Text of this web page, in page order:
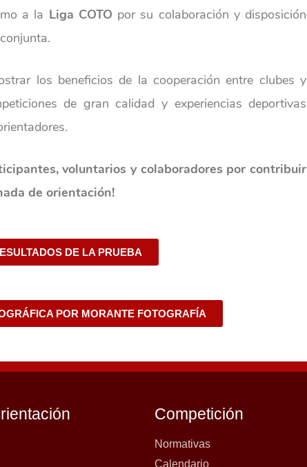
a la Liga COTO por su colaboración y disposición
los beneficios de la cooperación entre clubes y
de gran calidad y experiencias deportivas
voluntarios y colaboradores por contribuir
de orientación!
DE LA PRUEBA
POR MORANTE FOTOGRAFÍA
Competición
Normativas
Calendario